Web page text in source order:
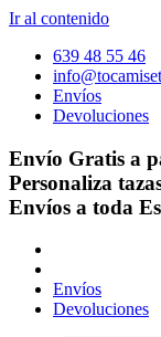
Ir al contenido
639 48 55 46
Envíos
Devoluciones
Envío Gratis a
Personaliza
Envíos a toda
Envíos
Devoluciones